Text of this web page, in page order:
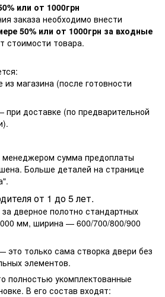
или от 1000грн
заказа необходимо внести
50% или от 1000грн за входные
стоимости товара.
магазина (после готовности
доставке (по предварительной
менеджером сумма предоплаты
Больше деталей на странице
".
от 1 до 5 лет.
дверное полотно стандартных
мм, ширина — 600/700/800/900
это только сама створка двери без
элементов.
полностью укомплектованные
В его состав входят: